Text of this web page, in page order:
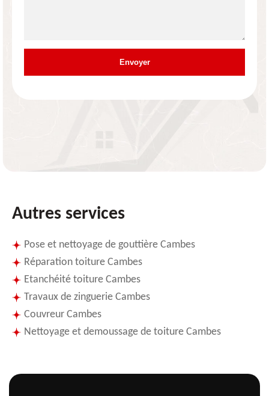
Autres services
Pose et nettoyage de gouttière Cambes
Réparation toiture Cambes
Etanchéité toiture Cambes
Travaux de zinguerie Cambes
Couvreur Cambes
Nettoyage et demoussage de toiture Cambes